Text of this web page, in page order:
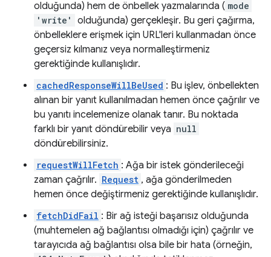
olduğunda) hem de önbellek yazmalarında ( mode
'write'
olduğunda) gerçekleşir. Bu geri çağırma,
önbelleklere erişmek için URL'leri kullanmadan önce
geçersiz kılmanız veya normalleştirmeniz
gerektiğinde kullanışlıdır.
cachedResponseWillBeUsed : Bu işlev, önbellekten
alınan bir yanıt kullanılmadan hemen önce çağrılır ve
bu yanıtı incelemenize olanak tanır. Bu noktada
farklı bir yanıt döndürebilir veya null
döndürebilirsiniz.
requestWillFetch : Ağa bir istek gönderileceği
zaman çağrılır. Request , ağa gönderilmeden
hemen önce değiştirmeniz gerektiğinde kullanışlıdır.
fetchDidFail : Bir ağ isteği başarısız olduğunda
(muhtemelen ağ bağlantısı olmadığı için) çağrılır ve
tarayıcıda ağ bağlantısı olsa bile bir hata (örneğin,